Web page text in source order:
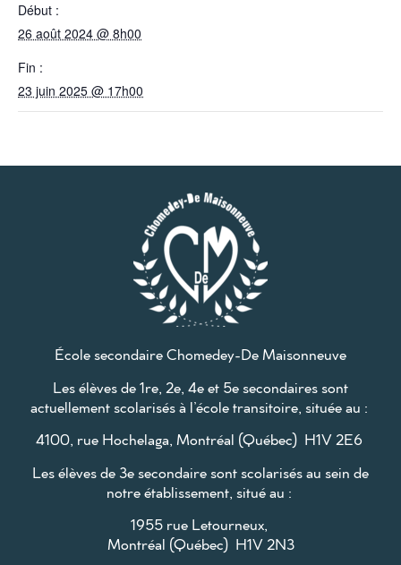
Début :
26 août 2024 @ 8h00
Fin :
23 juin 2025 @ 17h00
École secondaire Chomedey-De Maisonneuve
Les élèves de 1re, 2e, 4e et 5e secondaires sont
actuellement scolarisés à l’école transitoire, située au :
4100, rue Hochelaga, Montréal (Québec) H1V 2E6
Les élèves de 3e secondaire sont scolarisés au sein de
notre établissement, situé au :
1955 rue Letourneux,
Montréal (Québec) H1V 2N3